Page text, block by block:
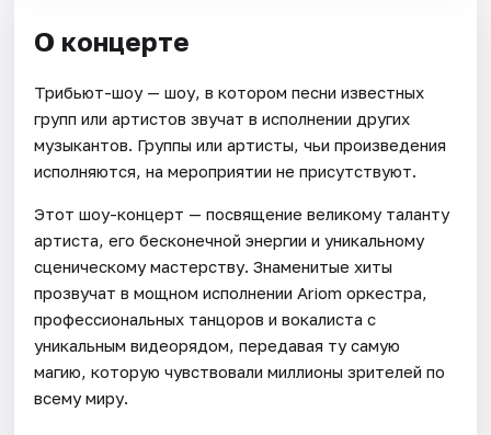
О концерте
Трибьют-шоу — шоу, в котором песни известных
групп или артистов звучат в исполнении других
музыкантов. Группы или артисты, чьи произведения
исполняются, на мероприятии не присутствуют.
Этот шоу-концерт — посвящение великому таланту
артиста, его бесконечной энергии и уникальному
сценическому мастерству. Знаменитые хиты
прозвучат в мощном исполнении Ariom оркестра,
профессиональных танцоров и вокалиста с
уникальным видеорядом, передавая ту самую
магию, которую чувствовали миллионы зрителей по
всему миру.